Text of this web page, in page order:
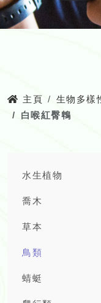
主頁 生物多樣
白喉紅臀鵯
水生植物
喬木
草本
鳥類
蜻蜓